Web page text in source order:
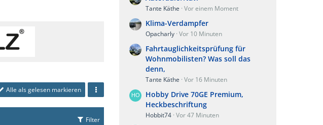
Alle als gelesen markieren
Filter
Tante Käthe Vor einem Moment
Klima-Verdampfer
Opacharly Vor 10 Minuten
Fahrtauglichkeitsprüfung für
Wohnmobilisten? Was soll das
denn,
Tante Käthe Vor 16 Minuten
Hobby Drive 70GE Premium,
Heckbeschriftung
Hobbit74 Vor 47 Minuten